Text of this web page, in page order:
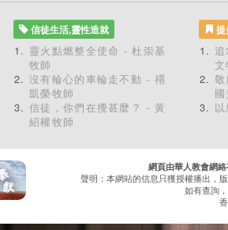
信徒生活,靈性造就
靈火點燃整全使命 - 杜崇基
牧師
沒有輪心的車輪走不動 - 禤
凱榮牧師
信徒，你們在攪甚麼？ - 黃
紹權牧師
提
文
網頁由華人教會網
聲明：本網站的信息只獲授權播出，
如有查詢